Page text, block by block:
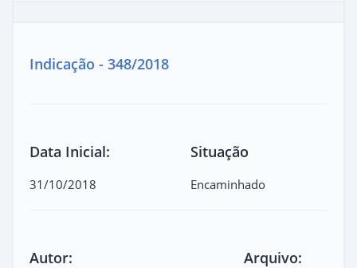
Indicação - 348/2018
Data Inicial:
31/10/2018
Situação
Encaminhado
Autor: Arquivo: